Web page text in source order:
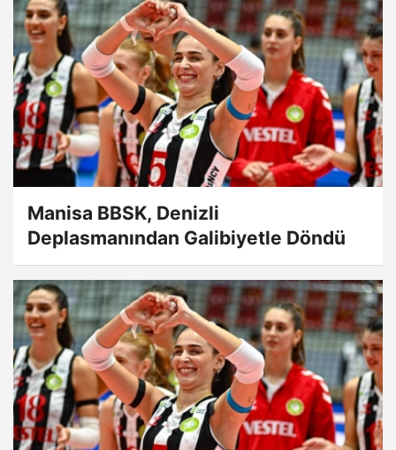
Manisa BBSK, Denizli
Deplasmanından Galibiyetle Döndü